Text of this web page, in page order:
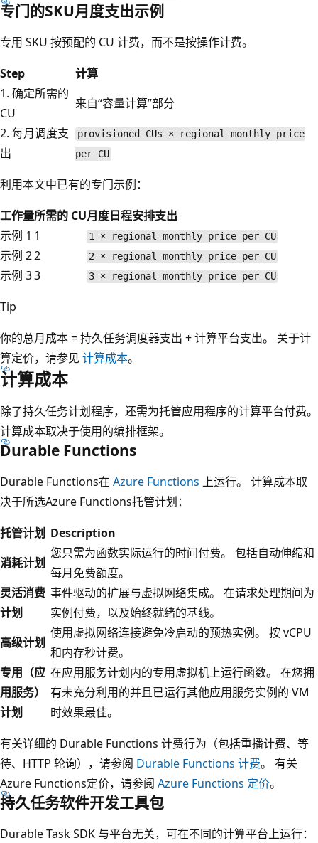
专门的SKU月度支出示例
专用 SKU 按预配的 CU 计费，而不是按操作计费。
Step
计算
1. 确定所需的
CU
来自“容量计算”部分
2. 每月调度支
出
provisioned CUs × regional monthly price
per CU
利用本文中已有的专门示例：
工作量所需的 CU月度日程安排支出
示例 1 1 1 × regional monthly price per CU
示例 22 2 × regional monthly price per CU
示例 33 3 × regional monthly price per CU
Tip
你的总月成本 = 持久任务调度器支出 + 计算平台支出。 关于计
算定价，请参见 计算成本。
计算成本
除了持久任务计划程序，还需为托管应用程序的计算平台付费。
计算成本取决于使用的编排框架。
Durable Functions
Durable Functions在 Azure Functions 上运行。 计算成本取
决于所选Azure Functions托管计划：
托管计划 Description
消耗计划
您只需为函数实际运行的时间付费。 包括自动伸缩和
每月免费额度。
灵活消费
计划
事件驱动的扩展与虚拟网络集成。 在请求处理期间为
实例付费，以及始终就绪的基线。
高级计划
使用虚拟网络连接避免冷启动的预热实例。 按 vCPU
和内存秒计费。
专用（应
用服务）
计划
在应用服务计划内的专用虚拟机上运行函数。 在您拥
有未充分利用的并且已运行其他应用服务实例的 VM
时效果最佳。
有关详细的 Durable Functions 计费行为（包括重播计费、等
待、HTTP 轮询），请参阅 Durable Functions 计费。 有关
Azure Functions定价，请参阅 Azure Functions 定价。
持久任务软件开发工具包
Durable Task SDK 与平台无关，可在不同的计算平台上运行：